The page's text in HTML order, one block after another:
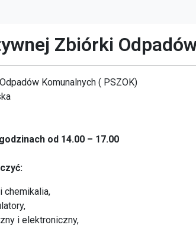
Zbiórki
Komunalnych ( PSZOK)
od 14.00 – 17.00
chemikalia,
i elektroniczny,